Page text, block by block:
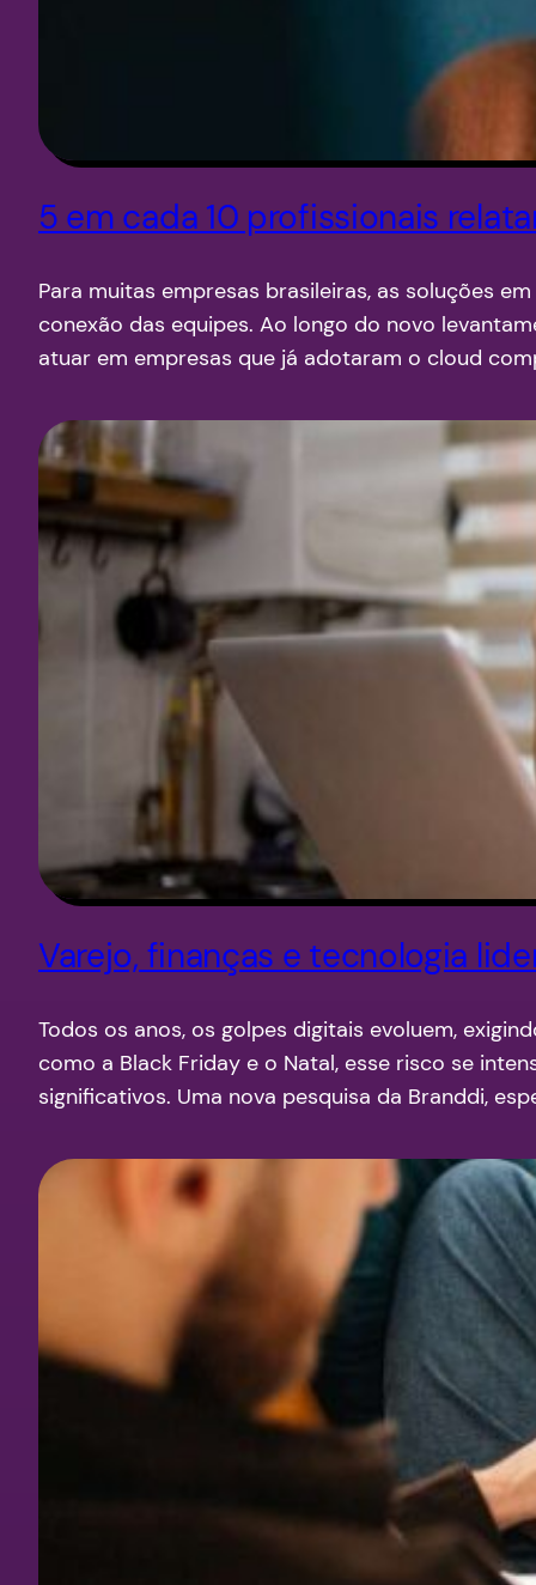
5 em cada 10 profissionais
Para muitas empresas brasileiras, as soluções
conexão das equipes. Ao longo do novo
atuar em empresas que já adotaram o cloud
Varejo, finanças e tecnologia
Todos os anos, os golpes digitais evoluem,
como a Black Friday e o Natal, esse risco se
significativos. Uma nova pesquisa da Branddi,